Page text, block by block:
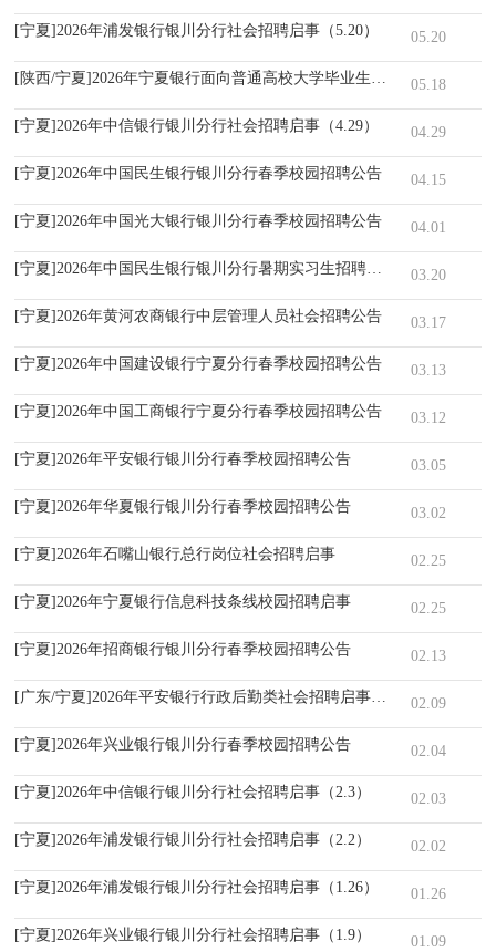
[宁夏]2026年浦发银行银川分行社会招聘启事（5.20） 05.20
[陕西/宁夏]2026年宁夏银行面向普通高校大学毕业生招聘启事
05.18
[宁夏]2026年中信银行银川分行社会招聘启事（4.29） 04.29
[宁夏]2026年中国民生银行银川分行春季校园招聘公告 04.15
[宁夏]2026年中国光大银行银川分行春季校园招聘公告 04.01
[宁夏]2026年中国民生银行银川分行暑期实习生招聘公告 03.20
[宁夏]2026年黄河农商银行中层管理人员社会招聘公告 03.17
[宁夏]2026年中国建设银行宁夏分行春季校园招聘公告 03.13
[宁夏]2026年中国工商银行宁夏分行春季校园招聘公告 03.12
[宁夏]2026年平安银行银川分行春季校园招聘公告 03.05
[宁夏]2026年华夏银行银川分行春季校园招聘公告 03.02
[宁夏]2026年石嘴山银行总行岗位社会招聘启事 02.25
[宁夏]2026年宁夏银行信息科技条线校园招聘启事 02.25
[宁夏]2026年招商银行银川分行春季校园招聘公告 02.13
[广东/宁夏]2026年平安银行行政后勤类社会招聘启事（2月）02.09
[宁夏]2026年兴业银行银川分行春季校园招聘公告 02.04
[宁夏]2026年中信银行银川分行社会招聘启事（2.3） 02.03
[宁夏]2026年浦发银行银川分行社会招聘启事（2.2） 02.02
[宁夏]2026年浦发银行银川分行社会招聘启事（1.26） 01.26
[宁夏]2026年兴业银行银川分行社会招聘启事（1.9） 01.09